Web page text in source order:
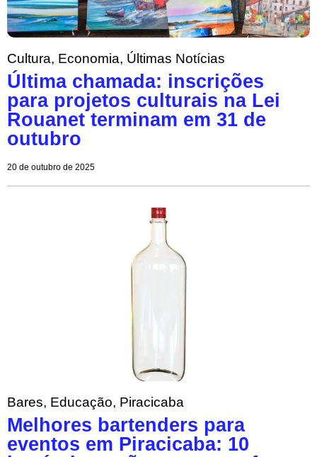
Cultura, Economia, Últimas Notícias
Última chamada: inscrições
para projetos culturais na Lei
Rouanet terminam em 31 de
outubro
20 de outubro de 2025
Bares, Educação, Piracicaba
Melhores bartenders para
eventos em Piracicaba: 10